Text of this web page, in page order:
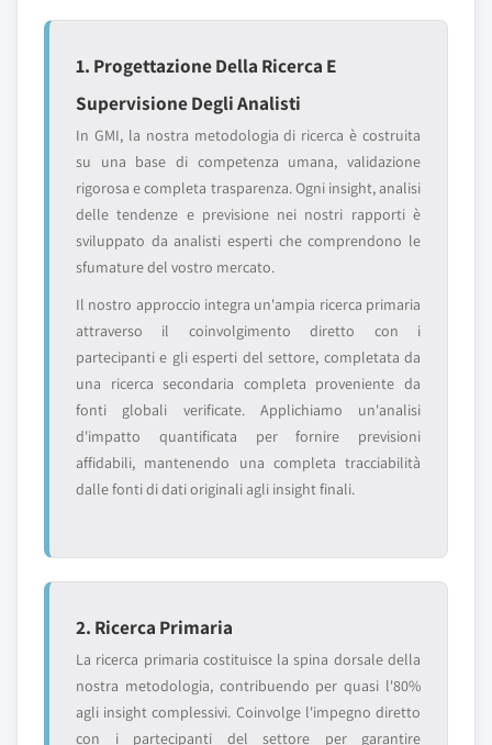
1. Progettazione Della Ricerca E
Supervisione Degli Analisti
In GMI, la nostra metodologia di ricerca è costruita
su una base di competenza umana, validazione
rigorosa e completa trasparenza. Ogni insight, analisi
delle tendenze e previsione nei nostri rapporti è
sviluppato da analisti esperti che comprendono le
sfumature del vostro mercato.
Il nostro approccio integra un'ampia ricerca primaria
attraverso il coinvolgimento diretto con i
partecipanti e gli esperti del settore, completata da
una ricerca secondaria completa proveniente da
fonti globali verificate. Applichiamo un'analisi
d'impatto quantificata per fornire previsioni
affidabili, mantenendo una completa tracciabilità
dalle fonti di dati originali agli insight finali.
2. Ricerca Primaria
La ricerca primaria costituisce la spina dorsale della
nostra metodologia, contribuendo per quasi l'80%
agli insight complessivi. Coinvolge l'impegno diretto
con i partecipanti del settore per garantire